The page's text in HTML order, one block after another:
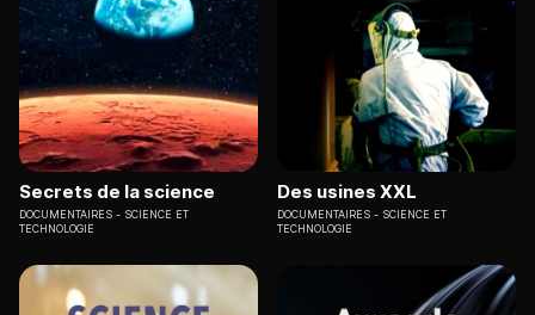
Secrets de la science
DOCUMENTAIRES
SCIENCE ET
TECHNOLOGIE
Des usines XXL
DOCUMENTAIRES
SCIENCE ET
TECHNOLOGIE